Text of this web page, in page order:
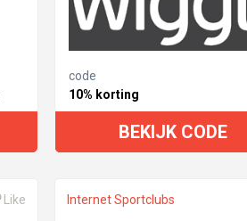
code
10% korting
BEKIJK CODE
Like Internet Sportclubs